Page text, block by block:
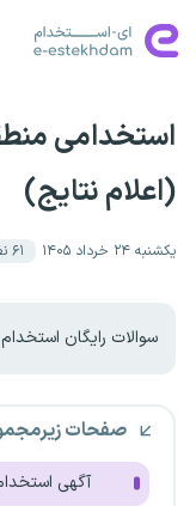
استخدامی
(اعلام نتایج)
یکشنبه ۲۴ خرداد ۱۴۰۵ ۶۱
سوالات رایگان
صفحات
آگهی